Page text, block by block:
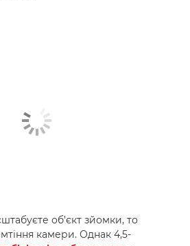
об’єкт зйомки, то
камери. Однак 4,5-